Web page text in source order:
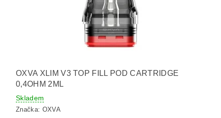
OXVA XLIM V3 TOP FILL POD CARTRIDGE
0,4OHM 2ML
Skladem
Značka: OXVA